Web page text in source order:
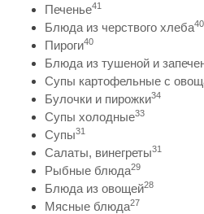
Печенье41
Блюда из черствого хлеба40
Пироги40
Блюда из тушеной и
Супы картофельные с
Булочки и пирожки34
Супы холодные33
Супы31
Салаты, винегреты31
Рыбные блюда29
Блюда из овощей28
Мясные блюда27